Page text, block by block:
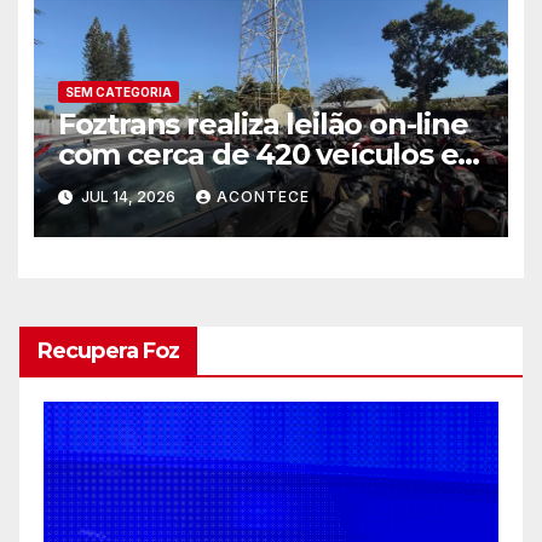
SEM CATEGORIA
Foztrans realiza leilão on-line
com cerca de 420 veículos e
sucatas
JUL 14, 2026 ACONTECE
Recupera Foz